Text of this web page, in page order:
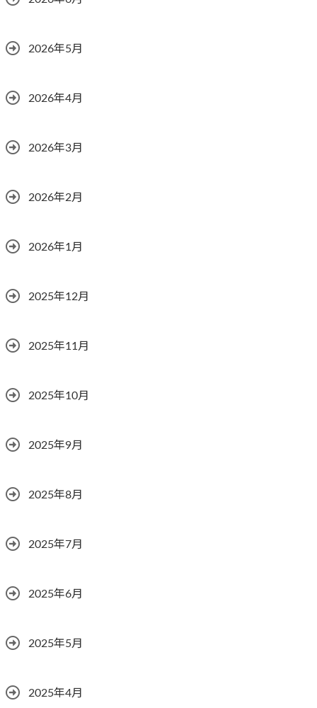
2026年5月
2026年4月
2026年3月
2026年2月
2026年1月
2025年12月
2025年11月
2025年10月
2025年9月
2025年8月
2025年7月
2025年6月
2025年5月
2025年4月